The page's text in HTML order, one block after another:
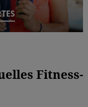
Fitness-